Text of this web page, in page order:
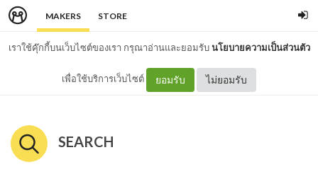
MAKERS STORE
เราใช้คุ๊กกี้บนเว็บไซต์ของเรา กรุณาอ่านและยอมรับนโยบายความเป็นส่วนตัว
เพื่อใช้บริการเว็บไซต์ ยอมรับ ไม่ยอมรับ
SEARCH